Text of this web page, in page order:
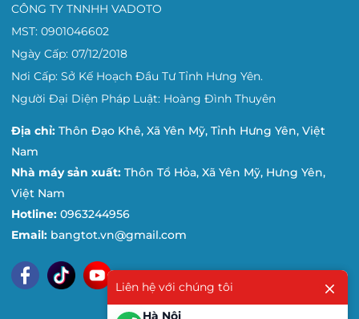
CÔNG TY TNNHH VADOTO
MST: 0901046602
Ngày Cấp: 07/12/2018
Nơi Cấp: Sở Kế Hoạch Đầu Tư Tỉnh Hưng Yên.
Người Đại Diện Pháp Luật: Hoàng Đình Thuyên
Địa chỉ: Thôn Đạo Khê, Xã Yên Mỹ, Tỉnh Hưng Yên, Việt
Nam
Nhà máy sản xuất: Thôn Tổ Hỏa, Xã Yên Mỹ, Hưng Yên,
Việt Nam
Hotline: 0963244956
Email: bangtot.vn@gmail.com
Liên hệ với chúng tôi
Hà Nội